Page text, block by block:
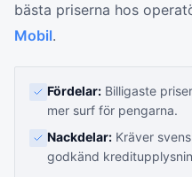
bästa priserna hos
Mobil.
Fördelar: Billigaste
mer surf för pengarna.
Nackdelar: Kräver
godkänd